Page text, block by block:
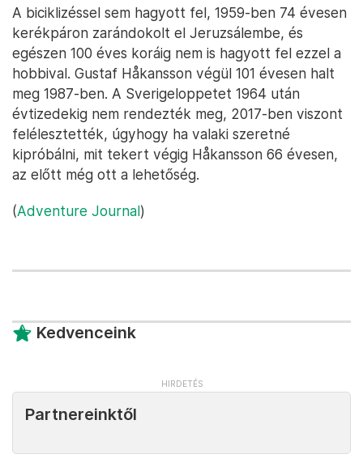
A biciklizéssel sem hagyott fel, 1959-ben 74 évesen
kerékpáron zarándokolt el Jeruzsálembe, és
egészen 100 éves koráig nem is hagyott fel ezzel a
hobbival. Gustaf Håkansson végül 101 évesen halt
meg 1987-ben. A Sverigeloppetet 1964 után
évtizedekig nem rendezték meg, 2017-ben viszont
felélesztették, úgyhogy ha valaki szeretné
kipróbálni, mit tekert végig Håkansson 66 évesen,
az előtt még ott a lehetőség.
(Adventure Journal)
Kedvenceink
Partnereinktől